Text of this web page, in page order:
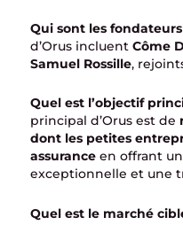
Qui sont les fondateurs
d’Orus incluent Côme
Samuel Rossille,
Quel est l’objectif
principal d’Orus est de
dont les petites
assurance en offrant
exceptionnelle et une
Quel est le marché